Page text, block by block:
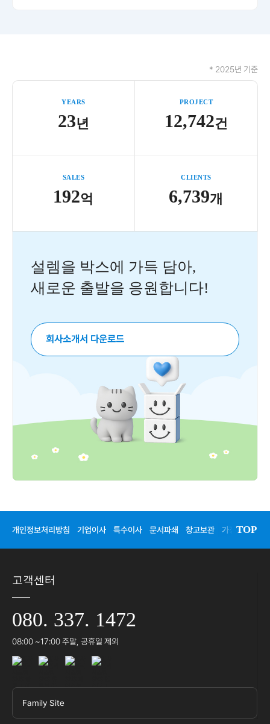
* 2025년 기준
YEARS
23년
PROJECT
12,742건
SALES
192억
CLIENTS
6,739개
설렘을 박스에 가득 담아,
새로운 출발을 응원합니다!
회사소개서 다운로드
개인정보처리방침 기업이사 특수이사 문서파쇄 창고보관 가정이사
TOP
고객센터
080. 337. 1472
08:00 ~17:00 주말, 공휴일 제외
Family Site